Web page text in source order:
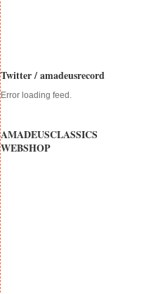
Twitter / amadeusrecord
Error loading feed.
AMADEUSCLASSICS
WEBSHOP